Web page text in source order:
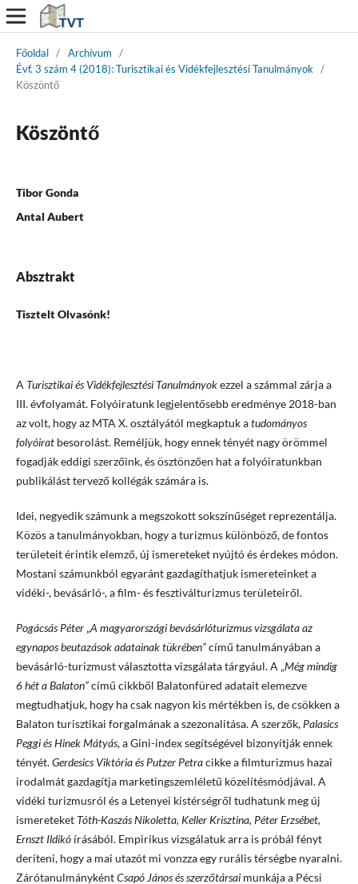
Főoldal / Archívum
/
Évf. 3 szám 4 (2018): Turisztikai és Vidékfejlesztési Tanulmányok /
Köszöntő
Köszöntő
Tibor Gonda
Antal Aubert
Absztrakt
Tisztelt Olvasónk!
A Turisztikai és Vidékfejlesztési Tanulmányokezzel a számmal zárja a
III. évfolyamát. Folyóiratunk legjelentősebb eredménye 2018-ban
az volt, hogy az MTA X. osztályától megkaptuk atudományos
folyóiratbesorolást. Reméljük, hogy ennek tényét nagy örömmel
fogadják eddigi szerzőink, és ösztönzően hat a folyóiratunkban
publikálást tervező kollégák számára is.
Idei, negyedik számunk a megszokott sokszínűséget reprezentálja.
Közös a tanulmányokban, hogy a turizmus különböző, de fontos
területeit érintik elemző, új ismereteket nyújtó és érdekes módon.
Mostani számunkból egyaránt gazdagíthatjuk ismereteinket a
vidéki-, bevásárló-, a film- és fesztiválturizmus területeiről.
Pogácsás Péter„A magyarországi bevásárlóturizmus vizsgálata az
egynapos beutazások adatainak tükrében”című tanulmányában a
bevásárló-turizmust választotta vizsgálata tárgyául. A „Még mindig
6 hét a Balaton”című cikkből Balatonfüred adatait elemezve
megtudhatjuk, hogy ha csak nagyon kis mértékben is, de csökken a
Balaton turisztikai forgalmának a szezonalitása. A szerzők, Palasics
Peggi és Hinek Mátyás, a Gini-index segítségével bizonyítják ennek
tényét.Gerdesics Viktória és Putzer Petracikke a filmturizmus hazai
irodalmát gazdagítja marketingszemléletű közelítésmódjával. A
vidéki turizmusról és a Letenyei kistérségről tudhatunk meg új
ismereteket Tóth-Kaszás Nikoletta, Keller Krisztina, Péter Erzsébet,
Ernszt Ildikóírásából. Empirikus vizsgálatuk arra is próbál fényt
deríteni, hogy a mai utazót mi vonzza egy rurális térségbe nyaralni.
ZárótanulmánykéntCsapó János és szerzőtársaimunkája a Pécsi